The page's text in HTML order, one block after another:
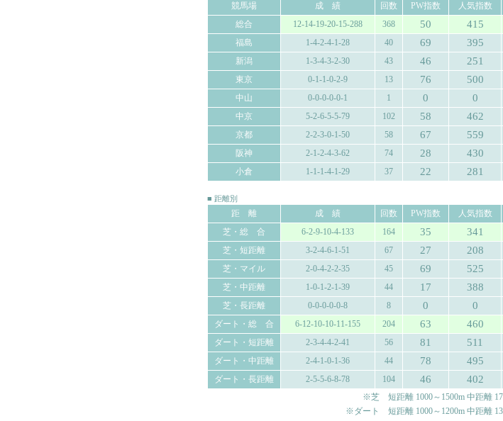
競馬場 成 績 回数 PW指数 人気指数
総合
12-14-19-20-15-288 368 50 415
福島 1-4-2-4-1-28 40 69 395
新潟 1-3-4-3-2-30 43 46 251
東京 0-1-1-0-2-9 13 76 500
中山 0-0-0-0-0-1 1 0 0
中京 5-2-6-5-5-79 102 58 462
京都 2-2-3-0-1-50 58 67 559
阪神 2-1-2-4-3-62 74 28 430
小倉 1-1-1-4-1-29 37 22 281
■ 距離別
距 離 成 績 回数 PW指数 人気指数
芝・総 合
6-2-9-10-4-133 164 35 341
芝・短距離 3-2-4-6-1-51 67 27 208
芝・マイル 2-0-4-2-2-35 45 69 525
芝・中距離 1-0-1-2-1-39 44 17 388
芝・長距離 0-0-0-0-0-8 8 0 0
ダート・総 合 6-12-10-10-11-155 204 63 460
ダート・短距離 2-3-4-4-2-41 56 81 511
ダート・中距離 2-4-1-0-1-36 44 78 495
ダート・長距離 2-5-5-6-8-78 104 46 402
※芝 短距離 1000～1500m 中距離
※ダート 短距離 1000～1200m 中距離